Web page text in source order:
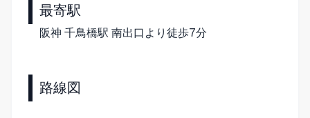
最寄駅
阪神 千鳥橋駅 南出口より徒歩7分
路線図